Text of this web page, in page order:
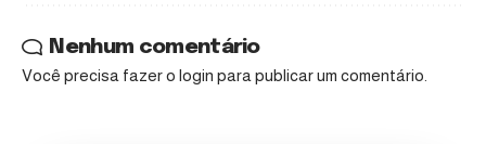
Nenhum comentário
Você precisa fazer o login para publicar um comentário.